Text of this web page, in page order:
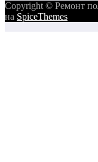
Copyright © Ремонт
на SpiceThemes